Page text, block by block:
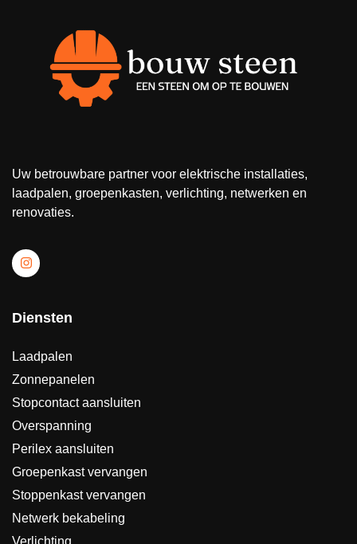
Uw betrouwbare partner voor elektrische installaties,
laadpalen, groepenkasten, verlichting, netwerken en
renovaties.
Diensten
Laadpalen
Zonnepanelen
Stopcontact aansluiten
Overspanning
Perilex aansluiten
Groepenkast vervangen
Stoppenkast vervangen
Netwerk bekabeling
Verlichting